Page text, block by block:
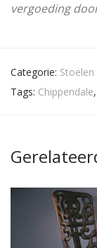
vergoeding
Categorie:
Tags: Chippendale,